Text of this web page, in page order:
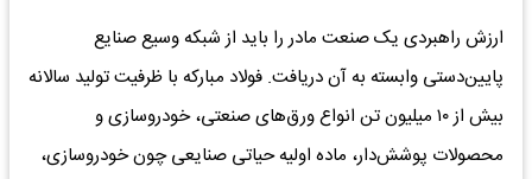
ارزش راهبردی یک صنعت مادر را باید از شبکه وسیع صنایع
پایین‌دستی وابسته به آن دریافت. فولاد مبارکه با ظرفیت تولید سالانه
بیش از ۱۰ میلیون تن انواع ورق‌های صنعتی، خودروسازی و
محصولات پوشش‌دار، ماده اولیه حیاتی صنایعی چون خودروسازی،